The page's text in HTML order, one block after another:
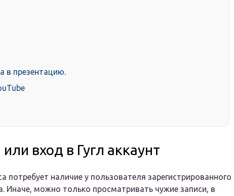
в презентацию.
вход в Гугл аккаунт
потребует наличие у пользователя зарегистрированного
Иначе, можно только просматривать чужие записи, в